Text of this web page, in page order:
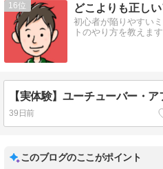
16 どこよりも正し
初心者が陥りやすい
トのやり方を教えます
39日前
このブログのここがポイント